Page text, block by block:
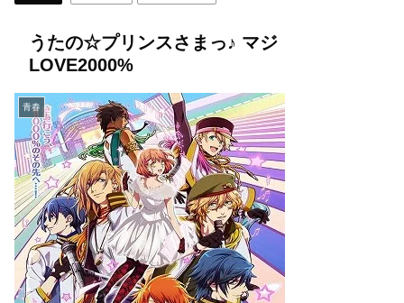
うたの☆プリンスさまっ♪ マジ
LOVE2000%
青春